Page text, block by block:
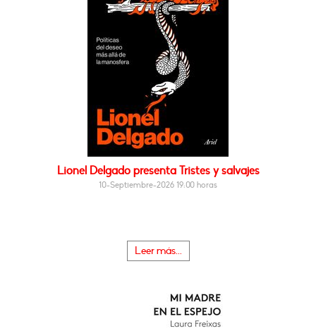
Lionel Delgado presenta Tristes y salvajes
10-Septiembre-2026 19:00 horas
Leer más...